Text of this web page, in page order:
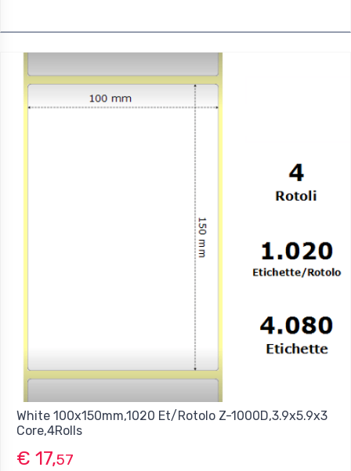
White 100x150mm,1020 Et/Rotolo Z-1000D,3.9x5.9x3
Core,4Rolls
€ 17,57